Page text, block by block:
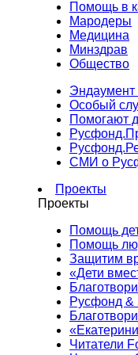
Помощь в
Мародеры
Медицина
Минздрав
Общество
Особый
Помогают
СМИ о
Проекты
Проекты
Помощь
Помощь
Защитим
«Дети
Русфонд &
Читатели